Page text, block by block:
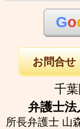
Go
お問合せ
千
弁護士
所長弁護士 山